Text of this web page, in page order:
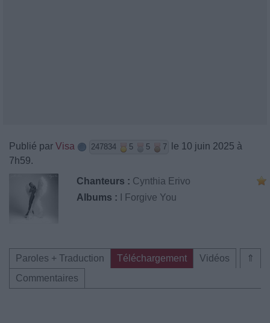
Publié par Visa 247834 5 5 7
le 10 juin 2025 à
7h59.
Chanteurs : Cynthia Erivo
Albums :
I Forgive You
⇑
Paroles + Traduction Téléchargement
Vidéos
Commentaires